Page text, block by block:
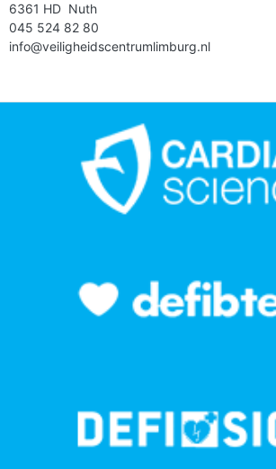
6361 HD Nuth
045 524 82 80
info@veiligheidscentrumlimburg.nl